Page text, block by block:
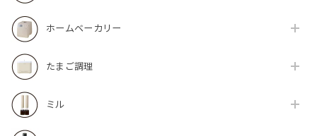
ホームベーカリー
たまご調理
ミル